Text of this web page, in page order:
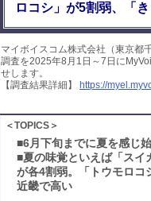
ロコシ」が5割弱、「
マイボイスコム株式会社（東京都
調査を2025年8月1日～7日に
せします。
【調査結果詳細】
https://
＜TOPICS＞
■6月下旬までに夏を感じ
■夏の味覚といえば「スイ
が各4割弱。「トウモロコ
近畿で高い